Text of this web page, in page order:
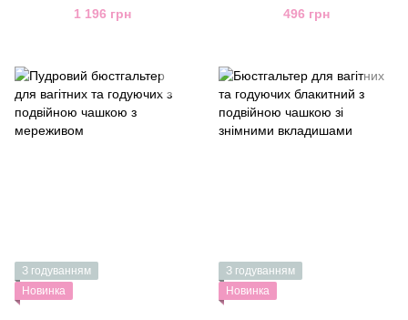
посиленими м'якими чашками
1 196 грн
чорні м'які
496 грн
З годуванням
Новинка
З годуванням
Новинка